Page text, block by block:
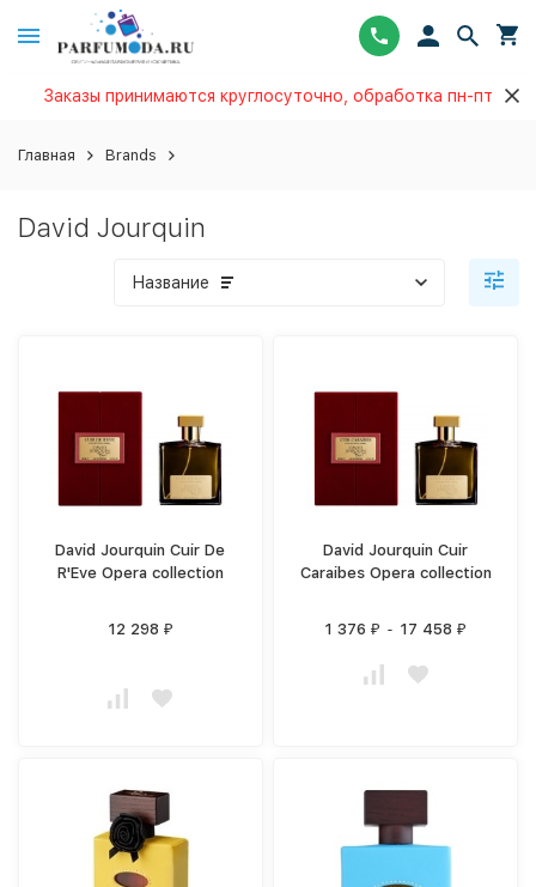
Заказы принимаются круглосуточно, обработка пн-пт
Главная Brands
David Jourquin
Название
David Jourquin Cuir De
R'Eve Opera collection
12 298 ₽
David Jourquin Cuir
Caraibes Opera collection
1 376₽ - 17 458₽